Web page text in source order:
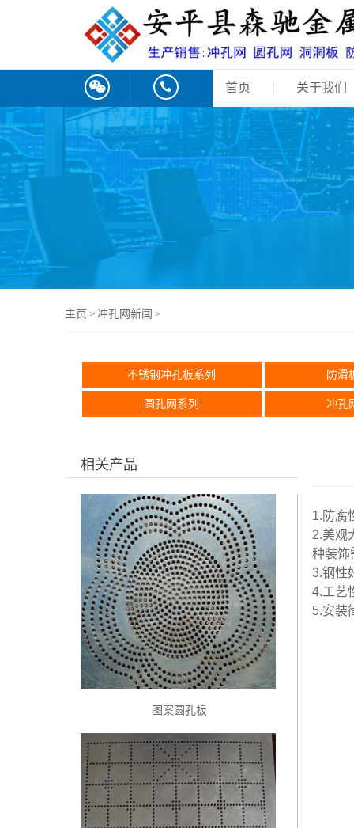
首页 关于我们
主页 > 冲孔网新闻 >
不锈钢冲孔板系列 防滑
圆孔网系列 冲孔
1.防腐
2.美观
种装饰
3.钢性
4.工艺
5.安装
相关产品
图案圆孔板